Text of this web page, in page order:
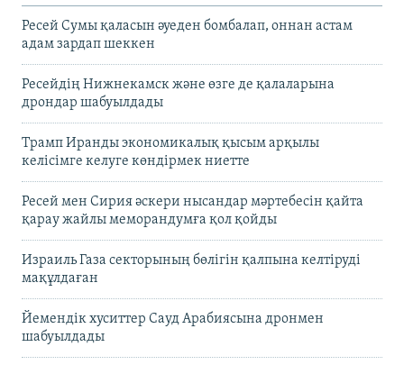
Ресей Сумы қаласын әуеден бомбалап, оннан астам
адам зардап шеккен
Ресейдің Нижнекамск және өзге де қалаларына
дрондар шабуылдады
Трамп Иранды экономикалық қысым арқылы
келісімге келуге көндірмек ниетте
Ресей мен Сирия әскери нысандар мәртебесін қайта
қарау жайлы меморандумға қол қойды
Израиль Газа секторының бөлігін қалпына келтіруді
мақұлдаған
Йемендік хуситтер Сауд Арабиясына дронмен
шабуылдады